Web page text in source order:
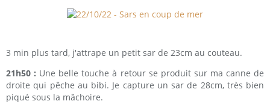
3 min plus tard, j'attrape un petit sar de 23cm au couteau.
21h50 : Une belle touche à retour se produit sur ma canne de
droite qui pêche au bibi. Je capture un sar de 28cm, très bien
piqué sous la mâchoire.